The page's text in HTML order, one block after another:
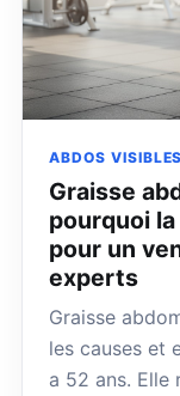
ABDOS VISIBLES
Graisse
pourquoi
pour un
experts
Graisse
les causes et
a 52 ans. Elle